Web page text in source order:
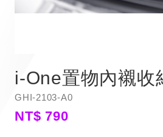
i-One置物內襯收
GHI-2103-A0
NT$ 790